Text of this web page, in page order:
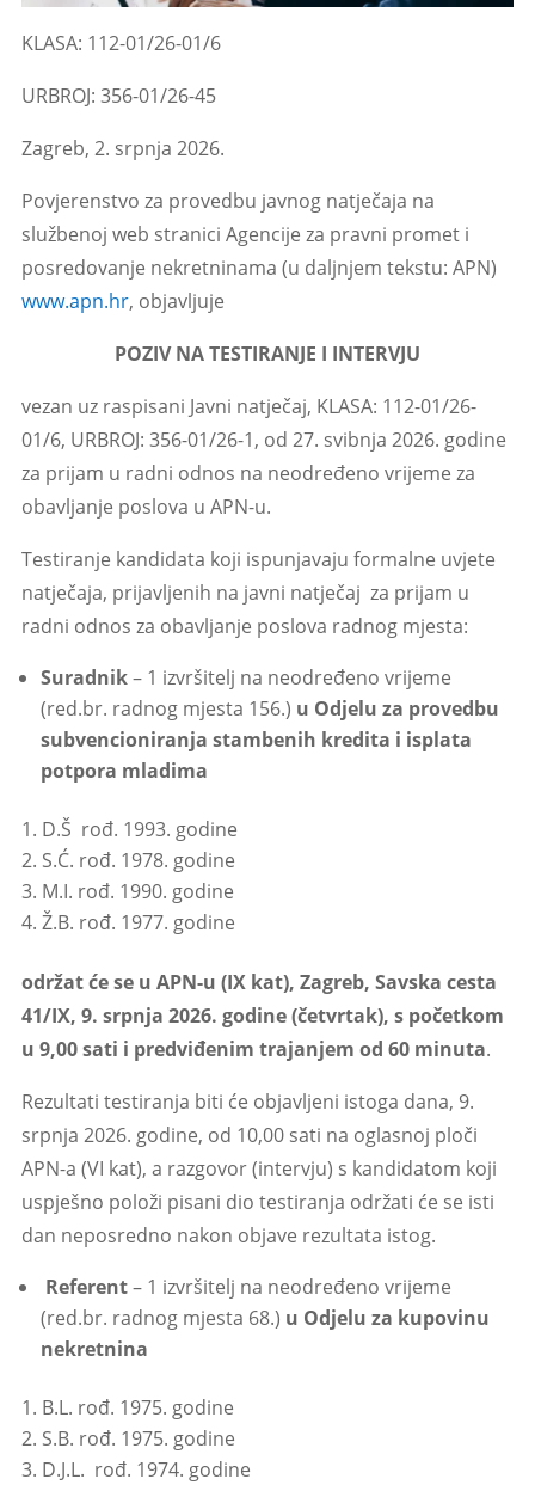
KLASA: 112-01/26-01/6
URBROJ: 356-01/26-45
Zagreb, 2. srpnja 2026.
Povjerenstvo za provedbu javnog natječaja na
službenoj web stranici Agencije za pravni promet i
posredovanje nekretninama (u daljnjem tekstu: APN)
www.apn.hr, objavljuje
POZIV NA TESTIRANJE I INTERVJU
vezan uz raspisani Javni natječaj, KLASA: 112-01/26-
01/6, URBROJ: 356-01/26-1, od 27. svibnja 2026. godine
za prijam u radni odnos na neodređeno vrijeme za
obavljanje poslova u APN-u.
Testiranje kandidata koji ispunjavaju formalne uvjete
natječaja, prijavljenih na javni natječaj za prijam u
radni odnos za obavljanje poslova radnog mjesta:
Suradnik– 1 izvršitelj na neodređeno vrijeme
(red.br. radnog mjesta 156.) u Odjelu za provedbu
subvencioniranja stambenih kredita i isplata
potpora mladima
D.Š rođ. 1993. godine
S.Ć. rođ. 1978. godine
M.I. rođ. 1990. godine
Ž.B. rođ. 1977. godine
održat će se u APN-u (IX kat), Zagreb, Savska cesta
41/IX, 9. srpnja 2026. godine (četvrtak), s početkom
u 9,00 sati i predviđenim trajanjem od 60 minuta.
Rezultati testiranja biti će objavljeni istoga dana, 9.
srpnja 2026. godine, od 10,00 sati na oglasnoj ploči
APN-a (VI kat), a razgovor (intervju) s kandidatom koji
uspješno položi pisani dio testiranja održati će se isti
dan neposredno nakon objave rezultata istog.
Referent– 1 izvršitelj na neodređeno vrijeme
(red.br. radnog mjesta 68.) u Odjelu za kupovinu
nekretnina
B.L. rođ. 1975. godine
S.B. rođ. 1975. godine
D.J.L. rođ. 1974. godine